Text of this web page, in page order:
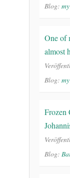
Blog:
One of
almost
Blog:
Frozen
Blog: